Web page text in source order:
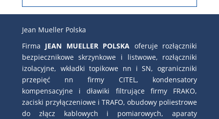
Jean Mueller Polska
Firma JEAN MUELLER POLSKA oferuje rozłączniki
bezpiecznikowe skrzynkowe i listwowe, rozłączniki
izolacyjne, wkładki topikowe nn i SN, ograniczniki
przepięć nn firmy CITEL, kondensatory
kompensacyjne i dławiki filtrujące firmy FRAKO,
zaciski przyłączeniowe i TRAFO, obudowy poliestrowe
do złącz kablowych i pomiarowych, aparaty